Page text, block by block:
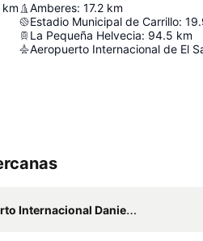
km
Amberes: 17.2 km
Estadio Municipal de Carrillo:
La Pequeña Helvecia: 94.5 km
Internacional Daniel Oduber